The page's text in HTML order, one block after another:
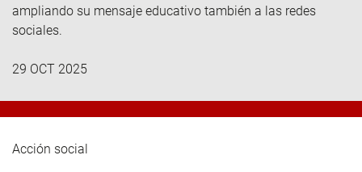
ampliando su mensaje educativo también a las redes
sociales.
29 OCT 2025
Acción social